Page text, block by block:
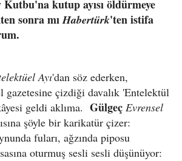
kutup ayısı öldürmeye
sonra mıHabertürk'ten istifa
Ayı'dan söz ederken,
gazetesine çizdiği davalık 'Entelektül
geldi aklıma. Gülgeç Evrensel
şöyle bir karikatür çizer:
fuları, ağzında piposu
oturmuş sesli sesli düşünüyor: